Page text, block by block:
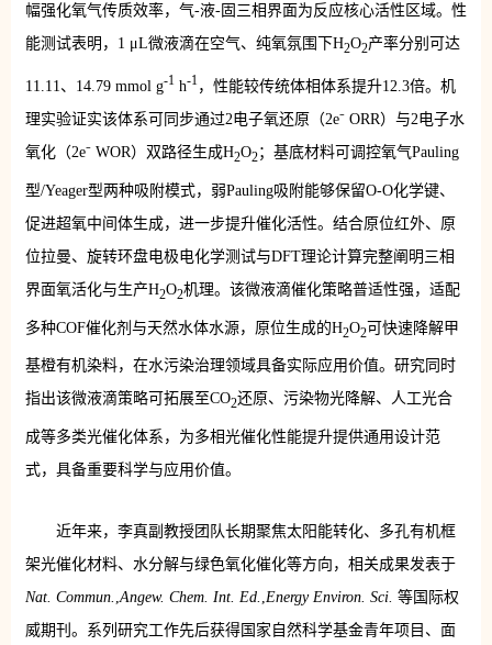
幅强化氧气传质效率，气-液-固三相界面为反应核心活性区域。性
能测试表明，1 μL微液滴在空气、纯氧氛围下H2O2产率分别可达
11.11、14.79 mmol g-1h-1，性能较传统体相体系提升12.3倍。机
理实验证实该体系可同步通过2电子氧还原（2e⁻ ORR）与2电子水
氧化（2e⁻ WOR）双路径生成H2O2；基底材料可调控氧气Pauling
型/Yeager型两种吸附模式，弱Pauling吸附能够保留O-O化学键、
促进超氧中间体生成，进一步提升催化活性。结合原位红外、原
位拉曼、旋转环盘电极电化学测试与DFT理论计算完整阐明三相
界面氧活化与生产H2O2机理。该微液滴催化策略普适性强，适配
多种COF催化剂与天然水体水源，原位生成的H2O2可快速降解甲
基橙有机染料，在水污染治理领域具备实际应用价值。研究同时
指出该微液滴策略可拓展至CO2还原、污染物光降解、人工光合
成等多类光催化体系，为多相光催化性能提升提供通用设计范
式，具备重要科学与应用价值。
近年来，李真副教授团队长期聚焦太阳能转化、多孔有机框
架光催化材料、水分解与绿色氧化催化等方向，相关成果发表于
Nat. Commun. Angew. Chem. Int. Ed. Energy Environ. Sci. 等国际权
威期刊。系列研究工作先后获得国家自然科学基金青年项目、面